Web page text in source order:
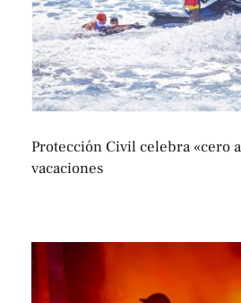
Protección Civil celebra «cero
vacaciones